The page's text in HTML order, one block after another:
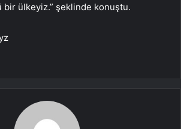
ülkeyiz.” şeklinde konuştu.